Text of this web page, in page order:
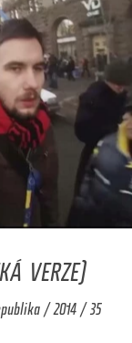
VERZE)
/ 2014 / 35